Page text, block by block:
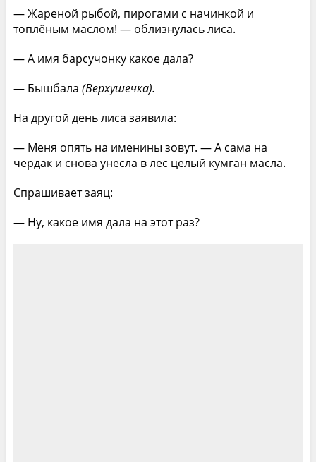
— Жареной рыбой, пирогами с начинкой и
топлёным маслом! — облизнулась лиса.
— А имя барсучонку какое дала?
— Бышбала (Верхушечка).
На другой день лиса заявила:
— Меня опять на именины зовут. — А сама на
чердак и снова унесла в лес целый кумган масла.
Спрашивает заяц:
— Ну, какое имя дала на этот раз?